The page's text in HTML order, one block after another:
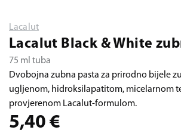
Lacalut
Lacalut Black & White
75 ml tuba
Dvobojna zubna pasta za prirodno bijele
ugljenom, hidroksilapatitom, micelarnom
provjerenom Lacalut-formulom.
5,40 €